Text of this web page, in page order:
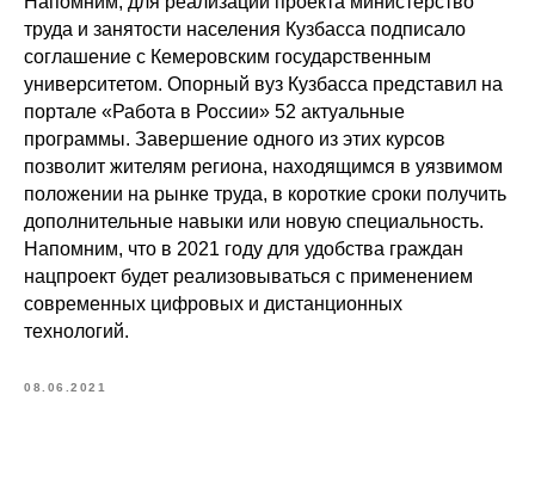
труда и занятости населения Кузбасса подписало
соглашение с Кемеровским государственным
университетом. Опорный вуз Кузбасса представил на
портале «Работа в России» 52 актуальные
программы. Завершение одного из этих курсов
позволит жителям региона, находящимся в уязвимом
положении на рынке труда, в короткие сроки получить
дополнительные навыки или новую специальность.
Напомним, что в 2021 году для удобства граждан
нацпроект будет реализовываться с применением
современных цифровых и дистанционных
технологий.
08.06.2021